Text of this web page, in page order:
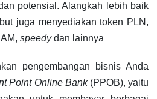
potensial. Alangkah lebih baik
juga menyediakan token PLN,
speedydan lainnya
pengembangan bisnis Anda
Point Online Bank(PPOB), yaitu